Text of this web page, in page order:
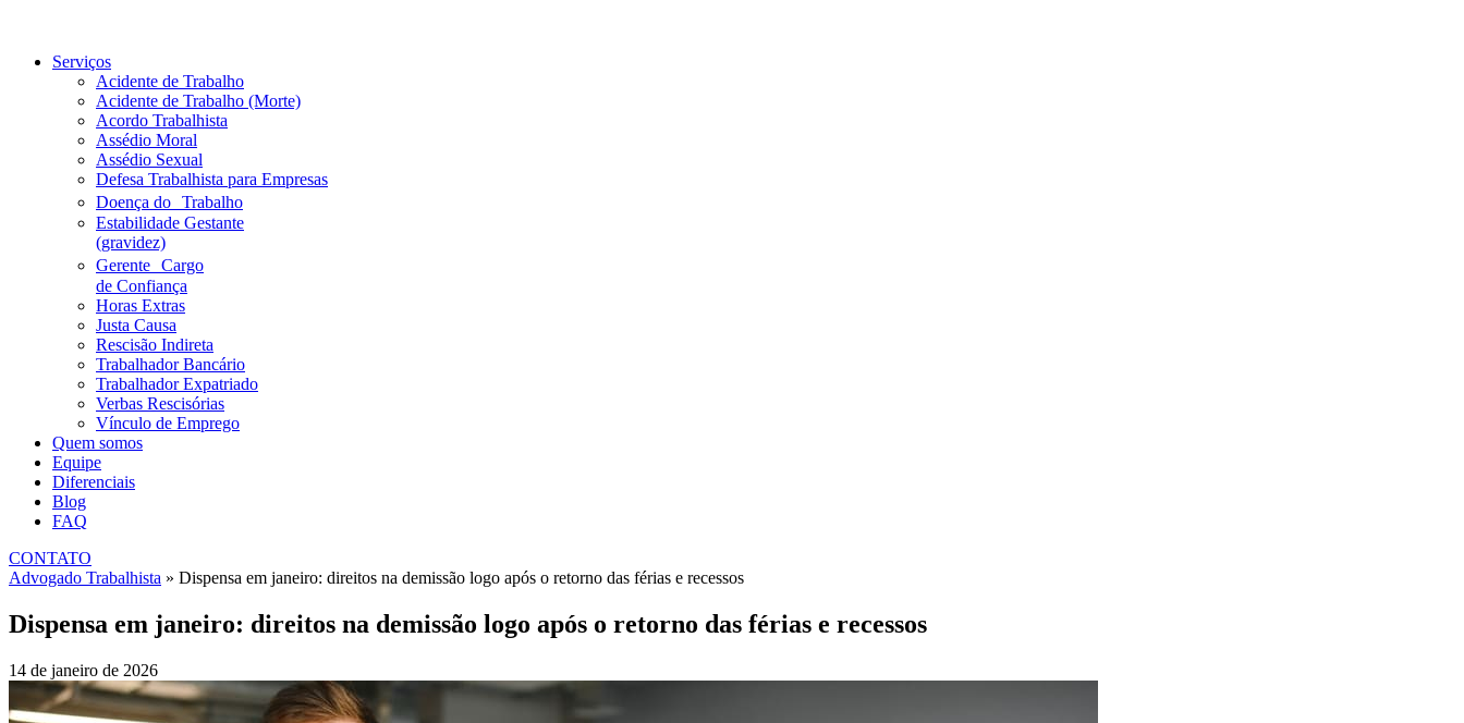
Serviços
Acidente de Trabalho
Acidente de Trabalho (Morte)
Acordo Trabalhista
Assédio Moral
Assédio Sexual
Defesa Trabalhista para Empresas
Doença do Trabalho
Estabilidade Gestante
(gravidez)
Gerente Cargo
de Confiança
Horas Extras
Justa Causa
Rescisão Indireta
Trabalhador Bancário
Trabalhador Expatriado
Verbas Rescisórias
Vínculo de Emprego
Quem somos
Equipe
Diferenciais
Blog
FAQ
CONTATO
Advogado Trabalhista » Dispensa em janeiro: direitos na demissão logo após o retorno das férias e recessos
Dispensa em janeiro: direitos na demissão logo após o retorno das férias e recessos
14 de janeiro de 2026